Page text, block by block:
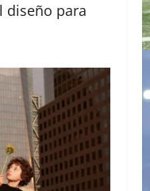
diseño para